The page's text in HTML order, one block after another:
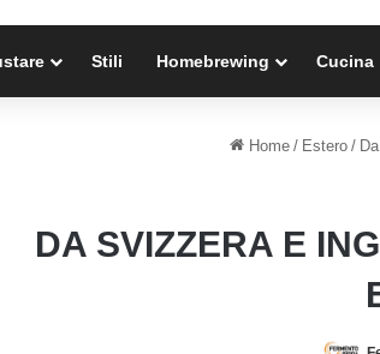
Stili Homebrewing Cucina
Home / Estero /
DA SVIZZERA E